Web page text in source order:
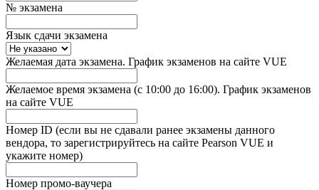
№ экзамена
Язык сдачи экзамена
Желаемая дата экзамена. График экзаменов на сайте VUE
Желаемое время экзамена (с 10:00 до 16:00). График экзаменов
на сайте VUE
Номер ID (если вы не сдавали ранее экзамены данного
вендора, то зарегистрируйтесь на сайте Pearson VUE и
укажите номер)
Номер промо-ваучера